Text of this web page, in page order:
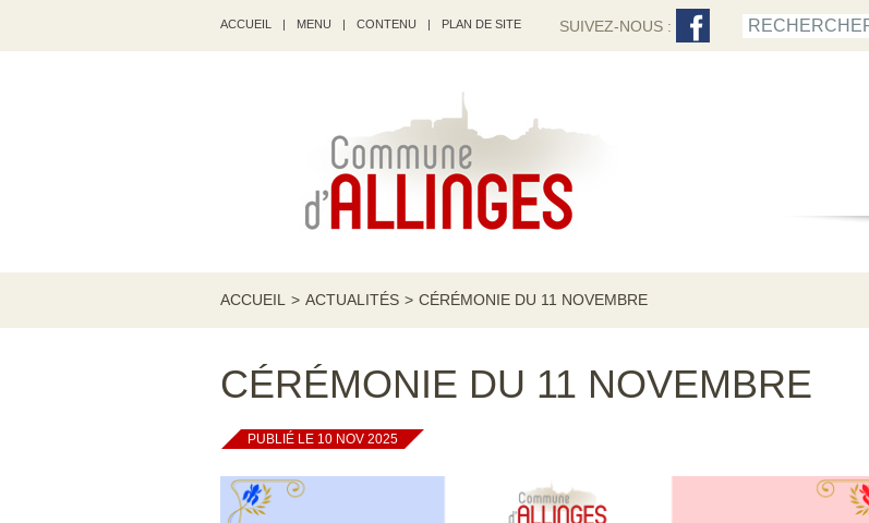
ACCUEIL | MENU | CONTENU | PLAN DE SITE SUIVEZ-NOUS :
ACCUEIL > ACTUALITÉS > CÉRÉMONIE DU 11 NOVEMBRE
CÉRÉMONIE DU 11 NOVEMBRE
PUBLIÉ LE 10 NOV 2025